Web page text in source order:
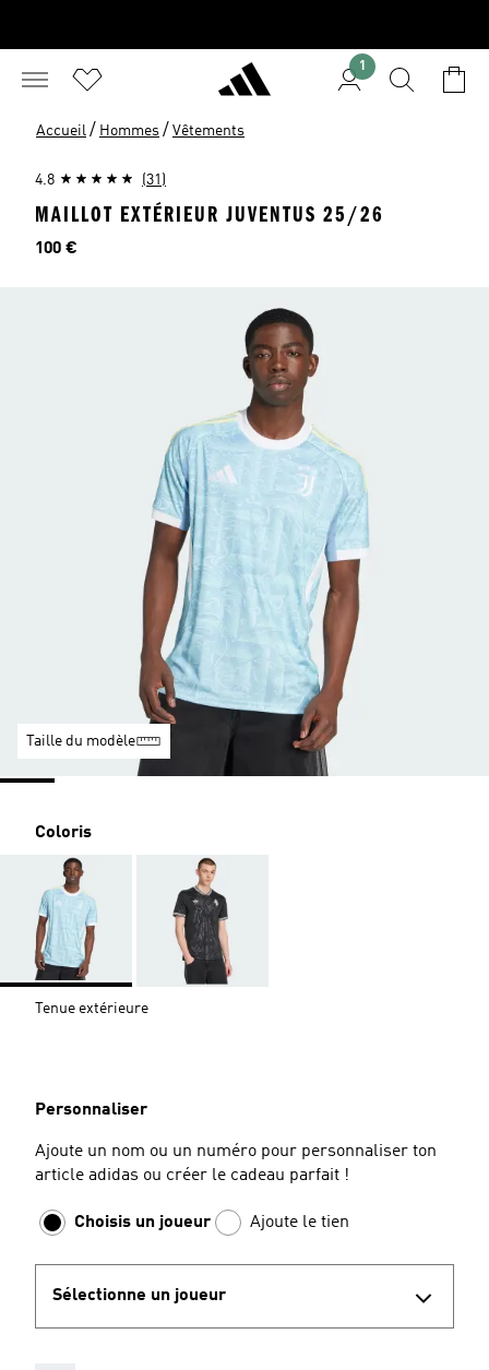
1
Accueil / Hommes / Vêtements
4.8 (31)
MAILLOT EXTÉRIEUR JUVENTUS 25/26
Prix
100 €
Taille du modèle
Coloris
Tenue extérieure
Personnaliser
Ajoute un nom ou un numéro pour personnaliser ton
article adidas ou créer le cadeau parfait !
Choisis un joueur Ajoute le tien
Sélectionne un joueur